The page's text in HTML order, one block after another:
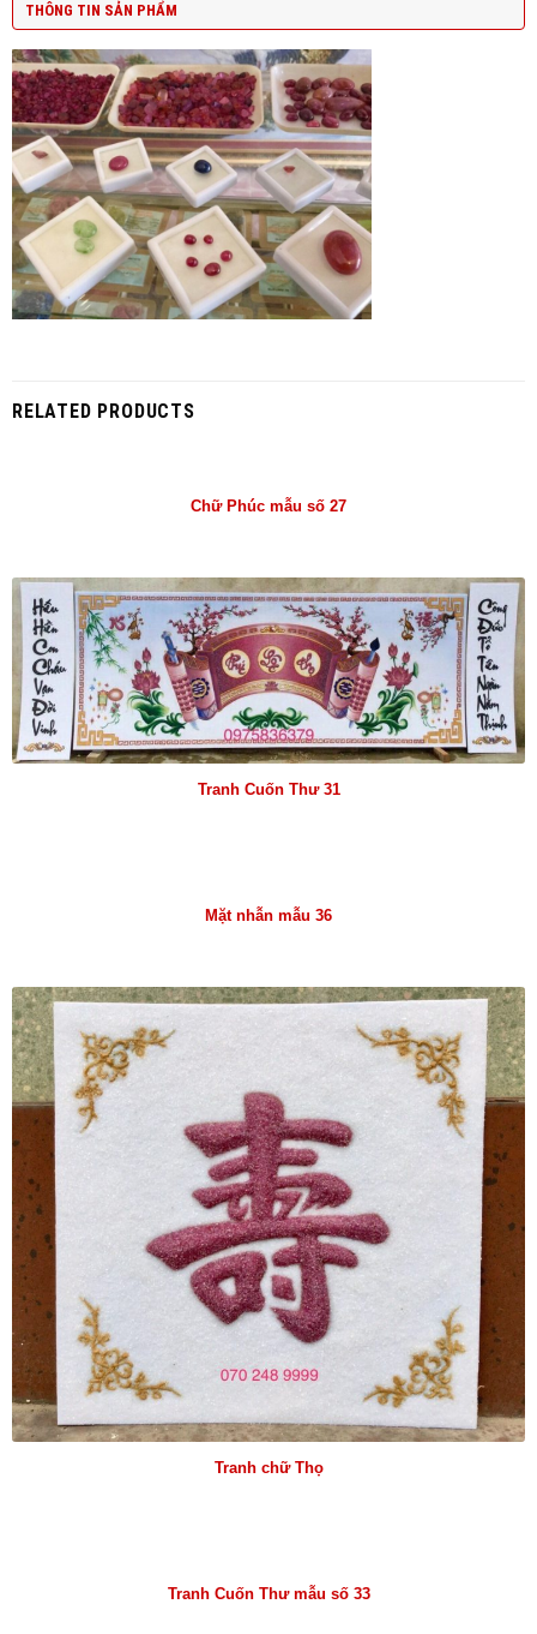
THÔNG TIN SẢN PHẨM
RELATED PRODUCTS
Chữ Phúc mẫu số 27
Tranh Cuốn Thư 31
Mặt nhẫn mẫu 36
Tranh chữ Thọ
Tranh Cuốn Thư mẫu số 33